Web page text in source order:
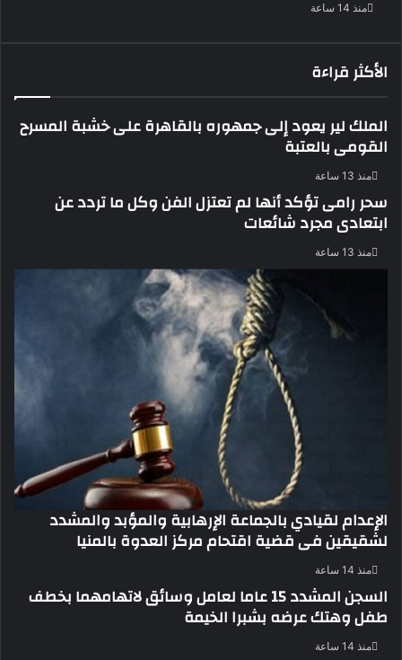
منذ 14 ساعة
الأكثر قراءة
الملك لير يعود إلى جمهوره بالقاهرة على خشبة المسرح
القومى بالعتبة
منذ 13 ساعة
سحر رامى تؤكد أنها لم تعتزل الفن وكل ما تردد عن
ابتعادى مجرد شائعات
منذ 13 ساعة
الإعدام لقيادي بالجماعة الإرهابية والمؤبد والمشدد
لشقيقين فى قضية اقتحام مركز العدوة بالمنيا
منذ 14 ساعة
السجن المشدد 15 عاما لعامل وسائق لاتهامهما بخطف
طفل وهتك عرضه بشبرا الخيمة
منذ 14 ساعة